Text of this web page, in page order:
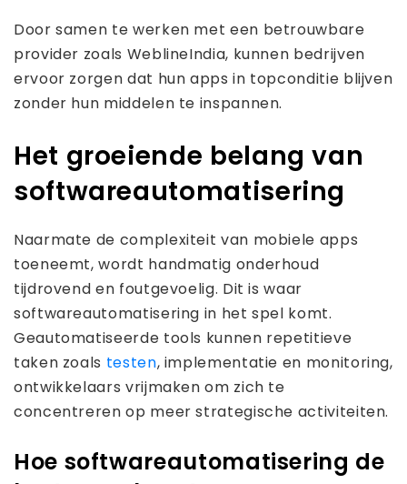
Door samen te werken met een betrouwbare
provider zoals WeblineIndia, kunnen bedrijven
ervoor zorgen dat hun apps in topconditie blijven
zonder hun middelen te inspannen.
Het groeiende belang van
softwareautomatisering
Naarmate de complexiteit van mobiele apps
toeneemt, wordt handmatig onderhoud
tijdrovend en foutgevoelig. Dit is waar
softwareautomatisering in het spel komt.
Geautomatiseerde tools kunnen repetitieve
taken zoals testen, implementatie en monitoring,
ontwikkelaars vrijmaken om zich te
concentreren op meer strategische activiteiten.
Hoe softwareautomatisering de